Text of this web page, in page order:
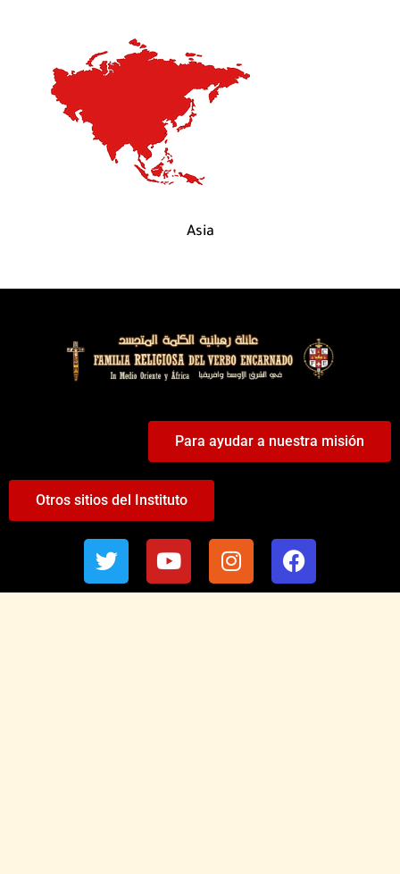
Asia
Para ayudar a nuestra misión
Otros sitios del Instituto